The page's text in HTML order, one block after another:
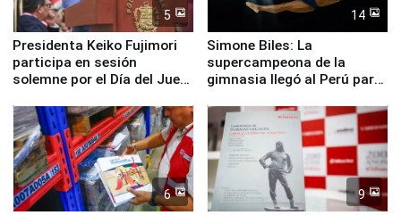
5
Presidenta Keiko Fujimori
participa en sesión
solemne por el Día del Juez
14
Simone Biles: La
supercampeona de la
gimnasia llegó al Perú para
Panamericanos Lima 2027
6 9